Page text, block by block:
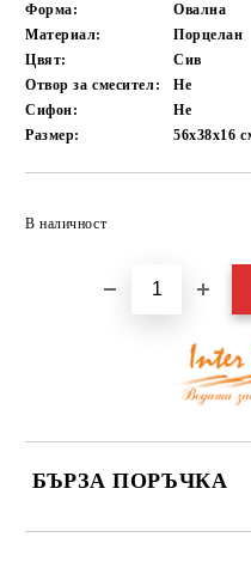
Форма:
Овална
Материал:
Порцелан
Цвят:
Сив
Отвор за смесител:
Не
Сифон:
Не
Размер:
56х38х16
В наличност
БЪРЗА ПОРЪЧКА